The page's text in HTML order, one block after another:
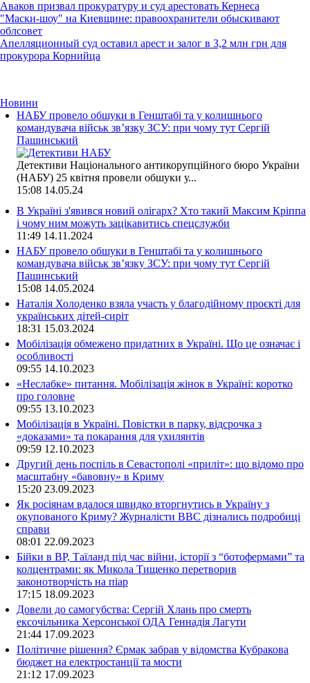
Аваков призвал прокуратуру и суд арестовать Кернеса
"Маски-шоу" на Киевщине: правоохранители обыскивают
облсовет
Апелляционный суд оставил арест и залог в 3,2 млн грн для
прокурора Корнийца
Новини
НАБУ провело обшуки в Генштабі та у колишнього
командувача військ зв’язку ЗСУ: при чому тут Сергій
Пашинський
Детективи Національного антикорупційного бюро України
(НАБУ) 25 квітня провели обшуки у...
15:08 14.05.24
В Україні з'явився новий олігарх? Хто такий Максим Кріппа
і чому ним можуть зацікавитись спецслужби
11:49 14.11.2024
НАБУ провело обшуки в Генштабі та у колишнього
командувача військ зв’язку ЗСУ: при чому тут Сергій
Пашинський
15:08 14.05.2024
Наталія Холоденко взяла участь у благодійному проєкті для
українських дітей-сиріт
18:31 15.03.2024
Мобілізація обмежено придатних в Україні. Що це означає і
особливості
09:55 14.10.2023
«Неслабке» питання. Мобілізація жінок в Україні: коротко
про головне
09:55 13.10.2023
Мобілізація в Україні. Повістки в парку, відсрочка з
«доказами» та покарання для ухилянтів
09:59 12.10.2023
Другий день поспіль в Севастополі «приліт»: що відомо про
масштабну «бавовну» в Криму
15:20 23.09.2023
Як росіянам вдалося швидко вторгнутись в Україну з
окупованого Криму? Журналісти ВВС дізнались подробиці
справи
08:01 22.09.2023
Бійки в ВР, Таїланд під час війни, історії з “ботофермами” та
колцентрами: як Микола Тищенко перетворив
законотворчість на піар
17:15 18.09.2023
Довели до самогубства: Сергій Хлань про смерть
ексочільника Херсонської ОДА Геннадія Лагути
21:44 17.09.2023
Політичне рішення? Єрмак забрав у відомства Кубракова
бюджет на електростанції та мости
21:12 17.09.2023